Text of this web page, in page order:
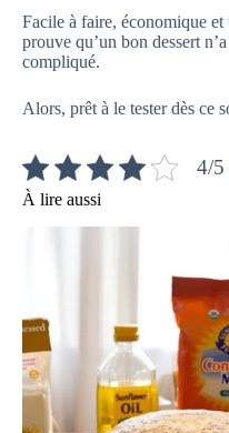
Facile à faire, économique
prouve qu’un bon dessert
compliqué.
Alors, prêt à le tester dès ce
4/5
À lire aussi